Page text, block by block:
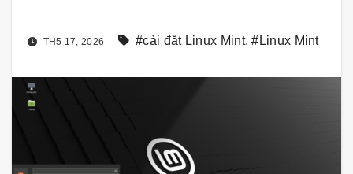
TH5 17, 2026 #cài đặt Linux Mint,#Linux Mint